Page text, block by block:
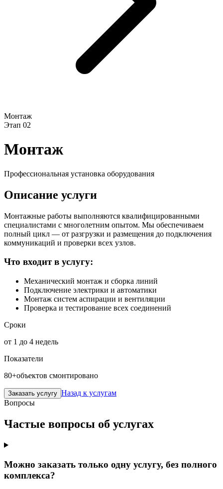
Монтаж
Этап 02
Монтаж
Профессиональная установка оборудования
Описание услуги
Монтажные работы выполняются квалифицированными
специалистами с многолетним опытом. Мы обеспечиваем
полный цикл — от разгрузки и размещения до подключения
коммуникаций и проверки всех узлов.
Что входит в услугу:
Механический монтаж и сборка линий
Подключение электрики и автоматики
Монтаж систем аспирации и вентиляции
Проверка и тестирование всех соединений
Сроки
от 1 до 4 недель
Показатели
80+объектов смонтировано
Заказать услугу Назад к услугам
Вопросы
Частые вопросы об услугах
Можно заказать только одну услугу, без полного
комплекса?